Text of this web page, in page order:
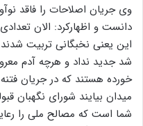
وی جریان اصلاحات را فاقد
دانست و اظهارکرد: الان
این یعنی نخبگانی تربیت
شد جدید نداد و هرچه آدم
میدان بیایند شورای نگهبان
شما است که مصالح ملی را